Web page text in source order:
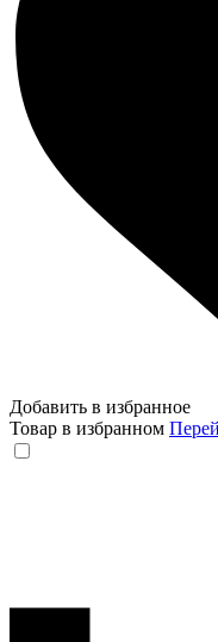
Добавить в избранное
Товар в избранном